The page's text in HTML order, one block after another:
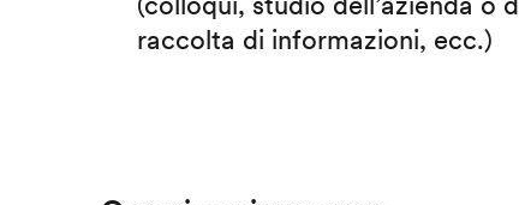
raccolta di informazioni, ecc.)